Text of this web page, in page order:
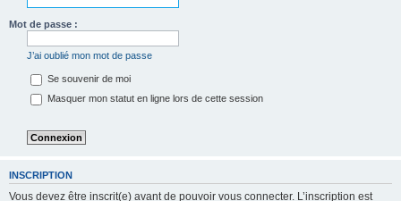
Mot de passe :
J’ai oublié mon mot de passe
Se souvenir de moi
Masquer mon statut en ligne lors de cette session
INSCRIPTION
Vous devez être inscrit(e) avant de pouvoir vous connecter. L’inscription est